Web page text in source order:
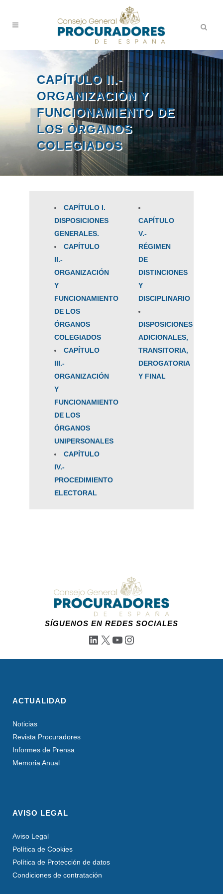
CAPÍTULO II.-
ORGANIZACIÓN Y
FUNCIONAMIENTO DE
LOS ÓRGANOS
COLEGIADOS
CAPÍTULO I.
DISPOSICIONES
GENERALES.
CAPÍTULO
II.-
ORGANIZACIÓN
Y
FUNCIONAMIENTO
DE LOS
ÓRGANOS
COLEGIADOS
CAPÍTULO
III.-
ORGANIZACIÓN
Y
FUNCIONAMIENTO
DE LOS
ÓRGANOS
UNIPERSONALES
CAPÍTULO
IV.-
PROCEDIMIENTO
ELECTORAL
CAPÍTULO
V.-
RÉGIMEN
DE
DISTINCIONES
Y
DISCIPLINARIO
DISPOSICIONES
ADICIONALES,
TRANSITORIA,
DEROGATORIA
Y FINAL
SÍGUENOS EN REDES SOCIALES
LinkedIn
X YouTube
Instagram
ACTUALIDAD
Noticias
Revista Procuradores
Informes de Prensa
Memoria Anual
AVISO LEGAL
Aviso Legal
Política de Cookies
Política de Protección de datos
Condiciones de contratación